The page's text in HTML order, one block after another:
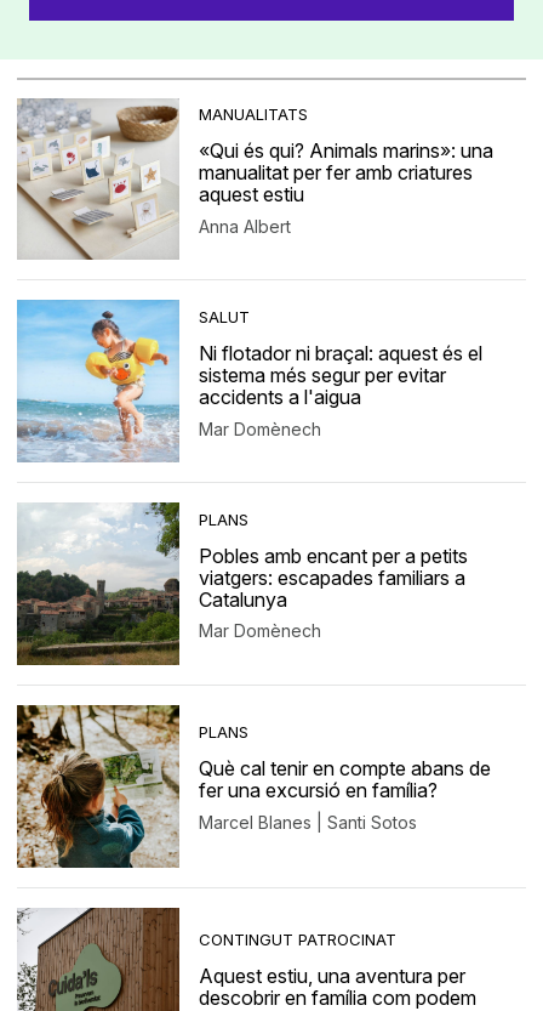
MANUALITATS
«Qui és qui? Animals marins»: una
manualitat per fer amb criatures
aquest estiu
Anna Albert
SALUT
Ni flotador ni braçal: aquest és el
sistema més segur per evitar
accidents a l'aigua
Mar Domènech
PLANS
Pobles amb encant per a petits
viatgers: escapades familiars a
Catalunya
Mar Domènech
PLANS
Què cal tenir en compte abans de
fer una excursió en família?
Marcel Blanes | Santi Sotos
CONTINGUT PATROCINAT
Aquest estiu, una aventura per
descobrir en família com podem